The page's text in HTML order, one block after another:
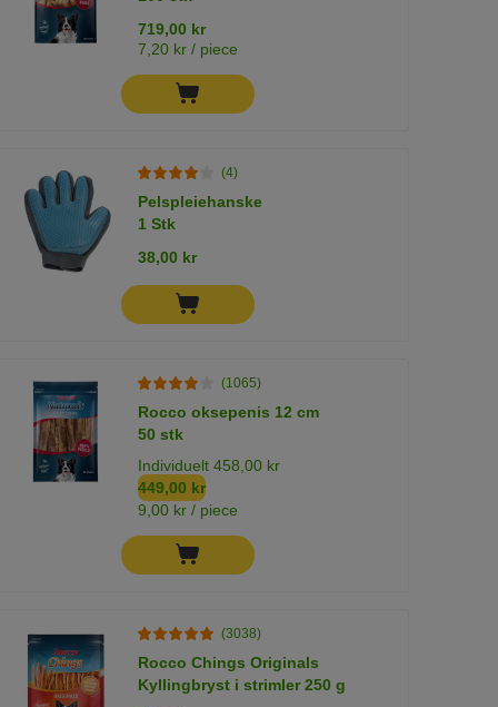
719,00 kr
7,20 kr / piece
(4)
Pelspleiehanske
1 Stk
38,00 kr
(1065)
Rocco oksepenis 12 cm
50 stk
Individuelt 458,00 kr
449,00 kr
9,00 kr / piece
(3038)
Rocco Chings Originals
Kyllingbryst i strimler 250 g